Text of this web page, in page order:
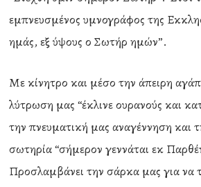
εμπνευσμένος υμνογράφος της
ημάς, εξ ύψους ο Σωτήρ ημών”.
Με κίνητρο και μέσο την άπειρη
λύτρωση μας “έκλινε ουρανούς και
την πνευματική μας αναγέννηση και
σωτηρία “σήμερον γεννάται εκ
Προσλαμβάνει την σάρκα μας για να